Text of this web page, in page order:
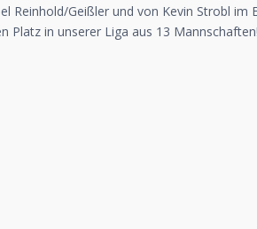
Reinhold/Geißler und von Kevin Strobl im
Platz in unserer Liga aus 13 Mannschaften!